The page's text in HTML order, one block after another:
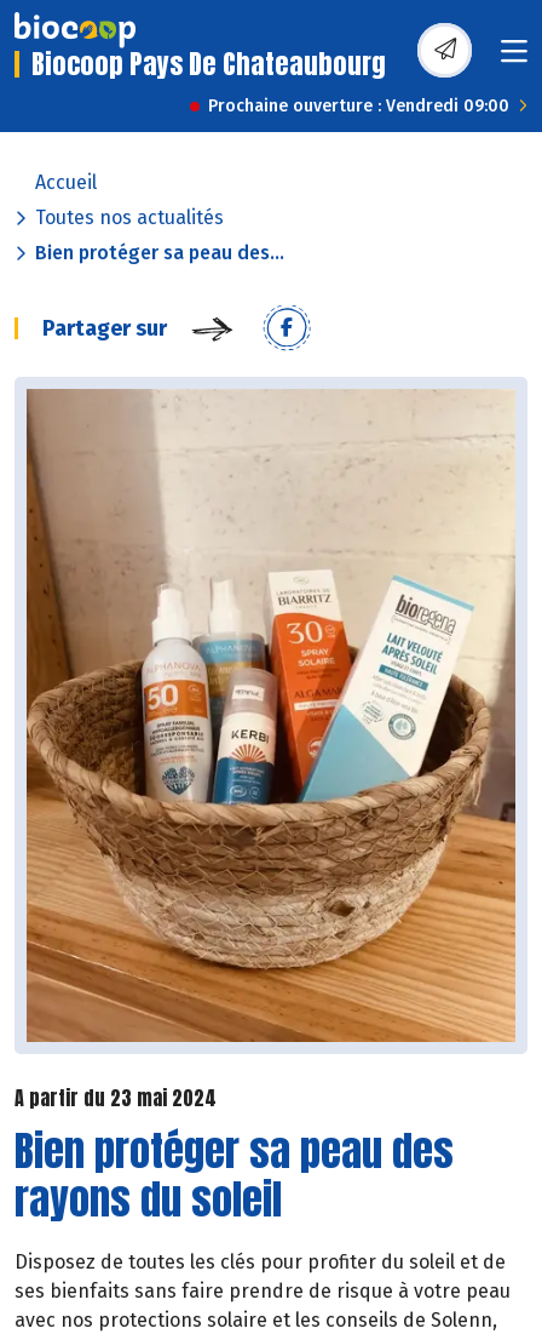
Biocoop Pays De Chateaubourg
Prochaine ouverture : Vendredi 09:00
Accueil
Toutes nos actualités
Bien protéger sa peau des...
Partager sur
A partir du 23 mai 2024
Bien protéger sa peau des
rayons du soleil
Disposez de toutes les clés pour profiter du soleil et de
ses bienfaits sans faire prendre de risque à votre peau
avec nos protections solaire et les conseils de Solenn,